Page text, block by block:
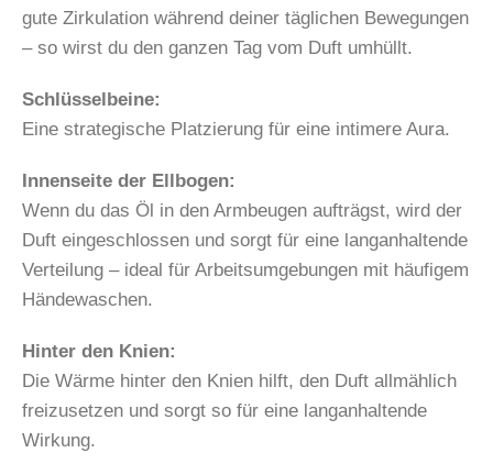
gute Zirkulation während deiner täglichen Bewegungen
– so wirst du den ganzen Tag vom Duft umhüllt.
Schlüsselbeine:
Eine strategische Platzierung für eine intimere Aura.
Innenseite der Ellbogen:
Wenn du das Öl in den Armbeugen aufträgst, wird der
Duft eingeschlossen und sorgt für eine langanhaltende
Verteilung – ideal für Arbeitsumgebungen mit häufigem
Händewaschen.
Hinter den Knien:
Die Wärme hinter den Knien hilft, den Duft allmählich
freizusetzen und sorgt so für eine langanhaltende
Wirkung.